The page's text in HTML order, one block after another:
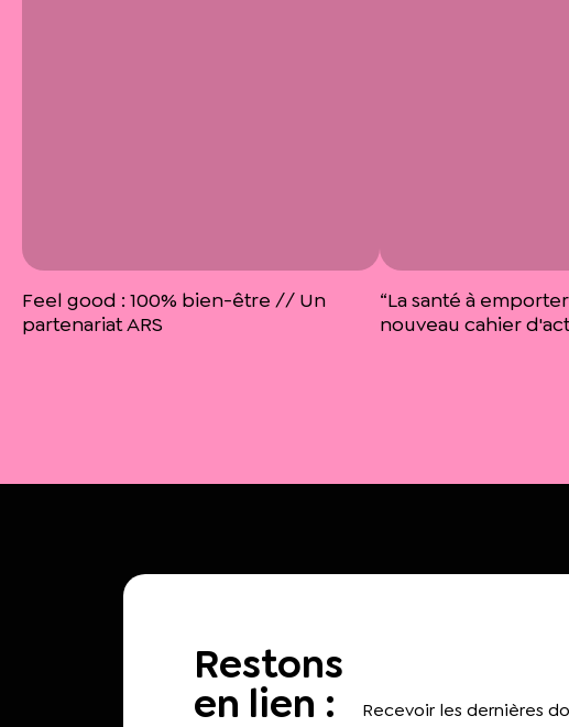
Feel good : 100% bien-être // Un
partenariat ARS
“La santé à
nouveau cahier
Restons
en lien :
Recevoir les dernières